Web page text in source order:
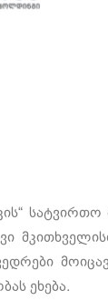
სატვირთო
ეხება.